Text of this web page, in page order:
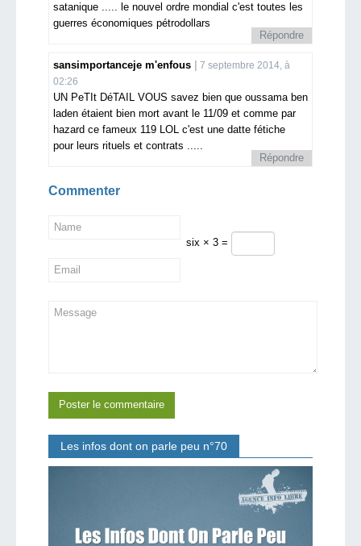
satanique ..... le nouvel ordre mondial c'est toutes les
guerres économiques pétrodollars
Répondre
sansimportanceje m'enfous
7 septembre 2014, à
02:26
UN PeTIt DéTAIL VOUS savez bien que oussama ben
laden étaient bien mort avant le 11/09 et comme par
hazard ce fameux 119 LOL c'est une datte fétiche
pour leurs rituels et contrats .....
Répondre
Commenter
six × 3 =
Les infos dont on parle peu n°70